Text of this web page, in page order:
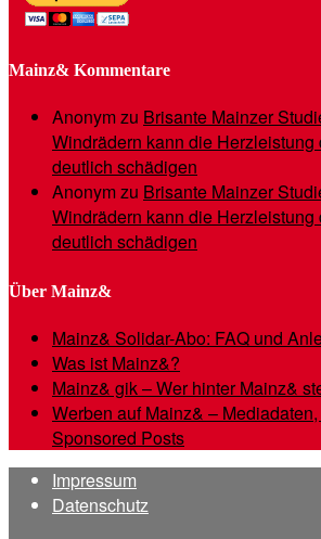
Mainz& Kommentare
Anonymzu Brisante Mainzer
Windrädern kann die Herzleistung
deutlich schädigen
Anonymzu Brisante Mainzer
Windrädern kann die Herzleistung
deutlich schädigen
Über Mainz&
Mainz& Solidar-Abo: FAQ und
Was ist Mainz&?
Mainz& gik – Wer hinter Mainz&
Werben auf Mainz& –
Sponsored Posts
Impressum
Datenschutz